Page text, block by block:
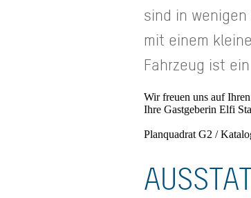
sind in
mit einem
Fahrzeug ist
Wir freuen uns auf
Ihre Gastgeberin Elfi
Planquadrat G2 /